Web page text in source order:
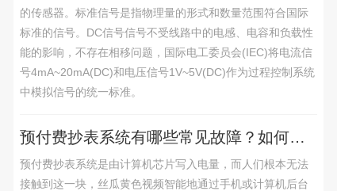
的传感器。标准信号是指物理量的形式和数量范围符合国际
标准的信号。DC信号信号不受线路中的电感、电容和负载性
能的影响，不存在相移问题，国际电工委员会(IEC)将电流信
号4mA~20mA(DC)和电压信号1V~5V(DC)作为过程控制系统
中模拟信号的统一标准。
预付费抄表系统有哪些常见故障？如何处理
预付费抄表系统是由计算机芯片写入电量，而人们根本无法
接触到这一块，丝瓜黄色视频智能地通过手机或计算机后台